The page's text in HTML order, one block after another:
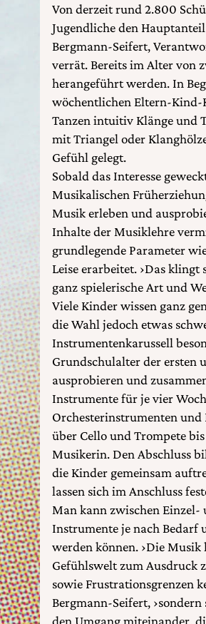
Von derzeit rund 2.800
Jugendliche den
Bergmann-Seifert,
verrät. Bereits im Alter von
herangeführt werden. In
wöchentlichen Eltern-Kind-
Tanzen intuitiv Klänge und
mit Triangel oder
Gefühl gelegt.
Sobald das Interesse
Musikalischen
Musik erleben und
Inhalte der Musiklehre
grundlegende Parameter
Leise erarbeitet. ›Das
ganz spielerische Art und
Viele Kinder wissen ganz
die Wahl jedoch etwas
Instrumentenkarussell
Grundschulalter der ersten
ausprobieren und
Instrumente für je vier
Orchesterinstrumenten und
über Cello und Trompete
Musikerin. Den Abschluss
die Kinder gemeinsam
lassen sich im Anschluss
Man kann zwischen
Instrumente je nach Bedarf
werden können. ›Die
Gefühlswelt zum Ausdruck
sowie Frustrationsgrenzen
Bergmann-Seifert,
den Umgang miteinander,